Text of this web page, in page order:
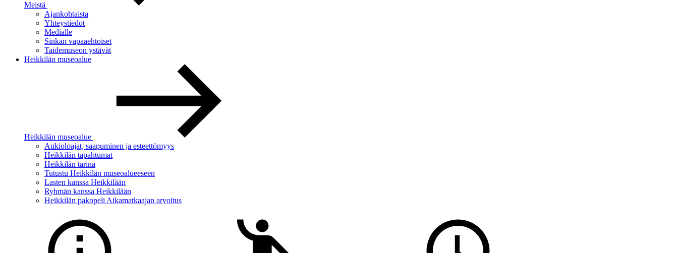
Meistä
Ajankohtaista
Yhteystiedot
Medialle
Sinkan vapaaehtoiset
Taidemuseon ystävät
Heikkilän museoalue
Heikkilän museoalue
Aukioloajat, saapuminen ja esteettömyys
Heikkilän tapahtumat
Heikkilän tarina
Tutustu Heikkilän museoalueeseen
Lasten kanssa Heikkilään
Ryhmän kanssa Heikkilään
Heikkilän pakopeli Aikamatkaajan arvoitus